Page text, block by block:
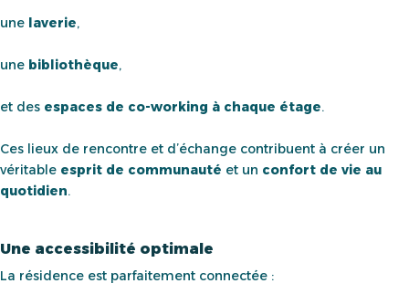
une laverie,
une bibliothèque,
et des espaces de co-working à chaque étage.
Ces lieux de rencontre et d’échange contribuent à créer un
véritable esprit de communauté et un confort de vie au
quotidien.
Une accessibilité optimale
La résidence est parfaitement connectée :